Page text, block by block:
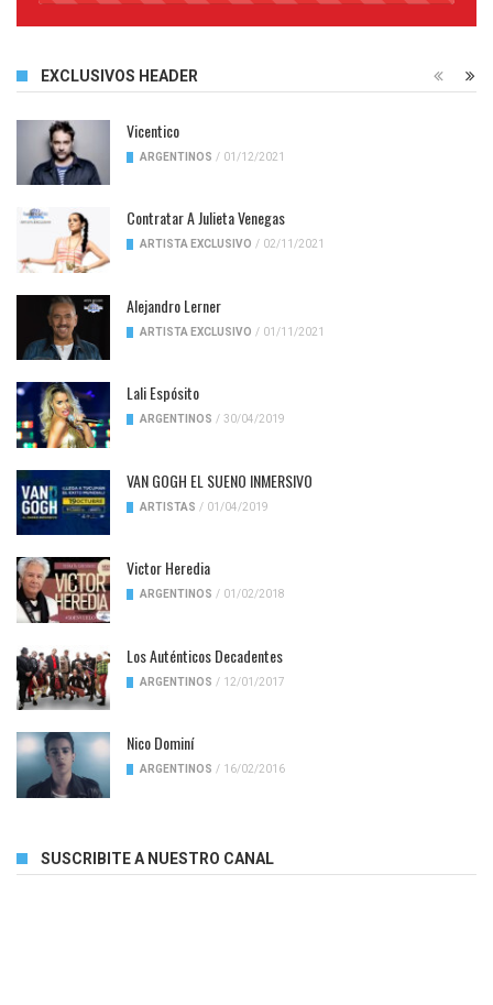
EXCLUSIVOS HEADER
Vicentico
ARGENTINOS / 01/12/2021
Contratar A Julieta Venegas
ARTISTA EXCLUSIVO / 02/11/2021
Alejandro Lerner
ARTISTA EXCLUSIVO / 01/11/2021
Lali Espósito
ARGENTINOS / 30/04/2019
VAN GOGH EL SUENO INMERSIVO
ARTISTAS / 01/04/2019
Victor Heredia
ARGENTINOS / 01/02/2018
Los Auténticos Decadentes
ARGENTINOS / 12/01/2017
Nico Dominí
ARGENTINOS / 16/02/2016
SUSCRIBITE A NUESTRO CANAL